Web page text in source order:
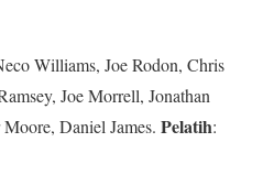
Williams, Joe Rodon, Chris
Joe Morrell, Jonathan
Daniel James. Pelatih: